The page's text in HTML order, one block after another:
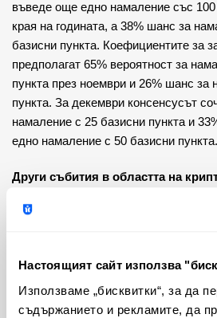
Настоящият сайт използва
Използваме „бисквитки“, за да
съдържанието и рекламите, да
въведе още едно намаление със 100
края на годината, а 38% шанс за
базисни пункта. Коефициентите за
предполагат 65% вероятност за
пункта през ноември и 26% шанс за
пункта. За декември консенсусът
намаление с 25 базисни пункта и
едно намаление с 50 базисни пункта.
Други събития в областта на
В допълнение към рязкото
блокчейн токен от слой 1,
над 14% след листването си в
SUI на Sui и FTM на Fantom също